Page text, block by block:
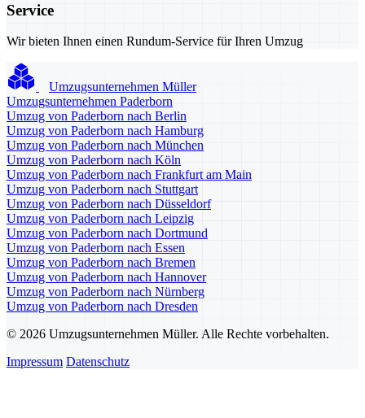
Service
Wir bieten Ihnen einen Rundum-Service für Ihren Umzug
Umzugsunternehmen Müller
Umzugsunternehmen Paderborn
Umzug von Paderborn nach Berlin
Umzug von Paderborn nach Hamburg
Umzug von Paderborn nach München
Umzug von Paderborn nach Köln
Umzug von Paderborn nach Frankfurt am Main
Umzug von Paderborn nach Stuttgart
Umzug von Paderborn nach Düsseldorf
Umzug von Paderborn nach Leipzig
Umzug von Paderborn nach Dortmund
Umzug von Paderborn nach Essen
Umzug von Paderborn nach Bremen
Umzug von Paderborn nach Hannover
Umzug von Paderborn nach Nürnberg
Umzug von Paderborn nach Dresden
© 2026 Umzugsunternehmen Müller. Alle Rechte vorbehalten.
Impressum Datenschutz